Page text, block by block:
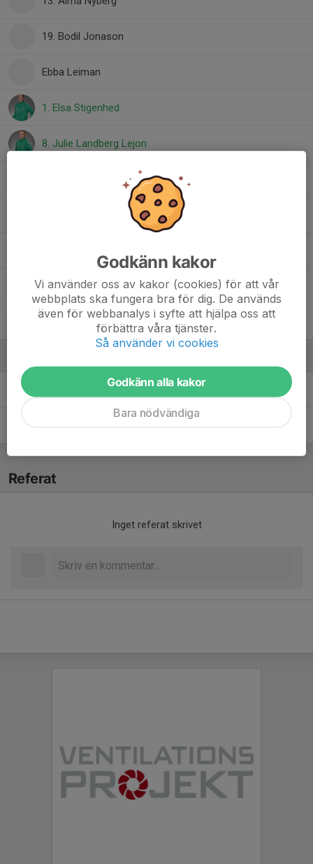
19. Bodil Jonason
Ebba Leiman
1. Elsa Stigenhed
8. Julie Landberg Lejon
17. Selma Kirch
5. Smilla Braf
Markus ForsmanTränare
Referat
Inget referat skrivet
Godkänn kakor
Vi använder oss av kakor (cookies) för att vår
webbplats ska fungera bra för dig. De används
även för webbanalys i syfte att hjälpa oss att
förbättra våra tjänster.
Så använder vi cookies
Godkänn alla kakor
Bara nödvändiga